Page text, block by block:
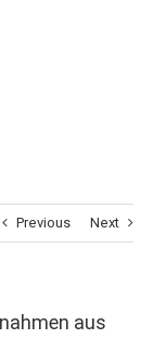
Previous Next
aus